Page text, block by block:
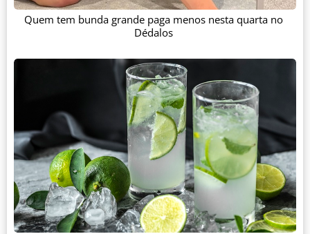
Quem tem bunda grande paga menos nesta quarta no
Dédalos